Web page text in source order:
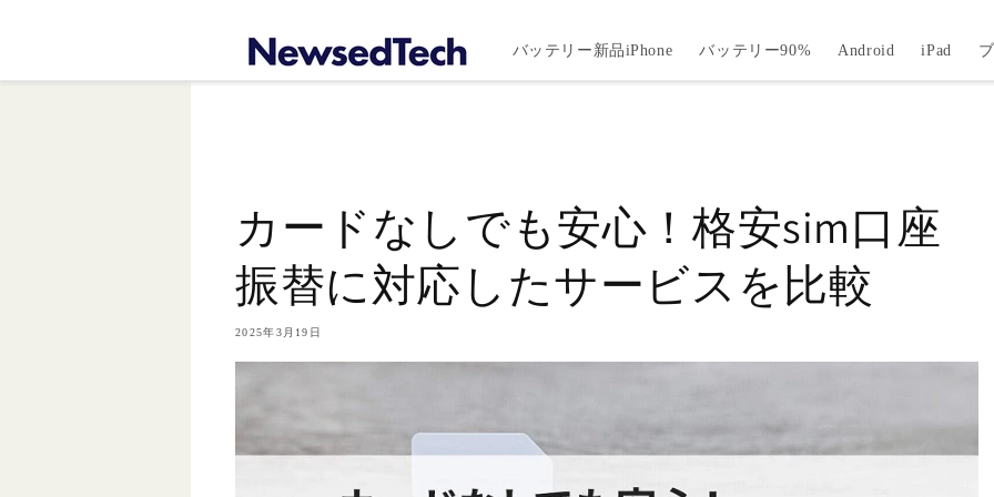
バッテリー新品iPhone バッテリー90% Android iPad
カードなしでも安心！格安sim口座
振替に対応したサービスを比較
2025年3月19日